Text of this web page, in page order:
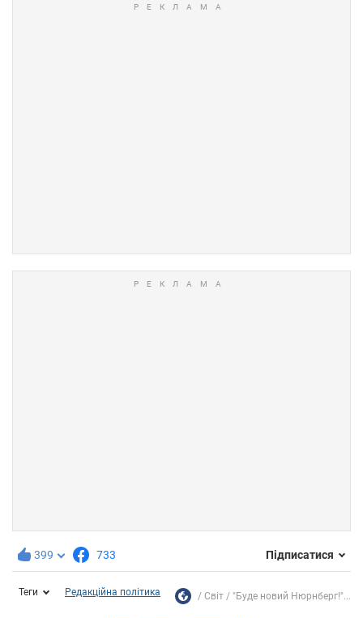
399 733 Підписатися
Теги Редакційна політика Світ "Буде новий Нюрнберг!"...